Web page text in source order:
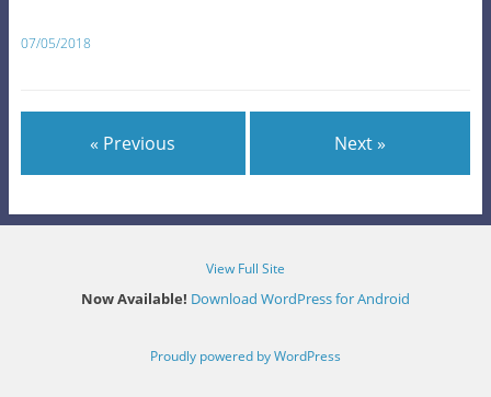
07/05/2018
« Previous Next »
View Full Site
Now Available! Download WordPress for Android
Proudly powered by WordPress